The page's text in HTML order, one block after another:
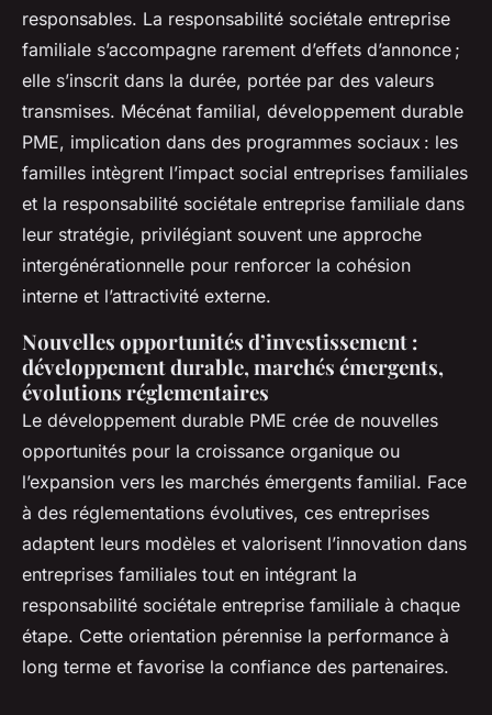
responsables. La responsabilité sociétale entreprise
familiale s’accompagne rarement d’effets d’annonce ;
elle s’inscrit dans la durée, portée par des valeurs
transmises. Mécénat familial, développement durable
PME, implication dans des programmes sociaux : les
familles intègrent l’impact social entreprises familiales
et la responsabilité sociétale entreprise familiale dans
leur stratégie, privilégiant souvent une approche
intergénérationnelle pour renforcer la cohésion
interne et l’attractivité externe.
Nouvelles opportunités d’investissement :
développement durable, marchés émergents,
évolutions réglementaires
Le développement durable PME crée de nouvelles
opportunités pour la croissance organique ou
l’expansion vers les marchés émergents familial. Face
à des réglementations évolutives, ces entreprises
adaptent leurs modèles et valorisent l’innovation dans
entreprises familiales tout en intégrant la
responsabilité sociétale entreprise familiale à chaque
étape. Cette orientation pérennise la performance à
long terme et favorise la confiance des partenaires.